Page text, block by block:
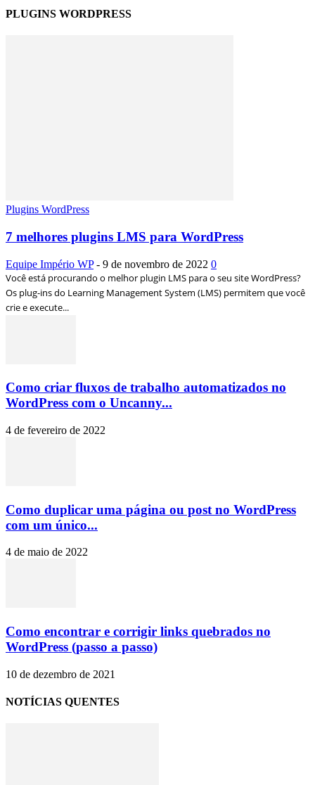
PLUGINS WORDPRESS
Plugins WordPress
7 melhores plugins LMS para WordPress
Equipe Império WP - 9 de novembro de 2022 0
Você está procurando o melhor plugin LMS para o seu site WordPress?
Os plug-ins do Learning Management System (LMS) permitem que você
crie e execute...
Como criar fluxos de trabalho automatizados no
WordPress com o Uncanny...
4 de fevereiro de 2022
Como duplicar uma página ou post no WordPress
com um único...
4 de maio de 2022
Como encontrar e corrigir links quebrados no
WordPress (passo a passo)
10 de dezembro de 2021
NOTÍCIAS QUENTES